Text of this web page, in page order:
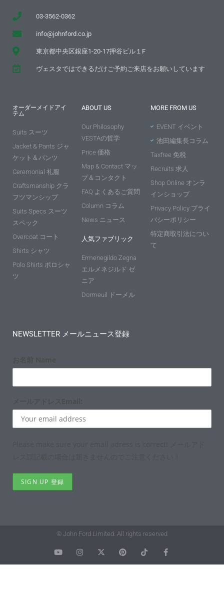
03-3562-0362
info@johnford.co.jp
東京都中央区銀座1-20-17押谷ビル１F
ヴェスタではできるだけご予約ご来店をお願いしています
オーダーメイドアイ
テム
Suits スーツ
Jacket & Pants ジャ
ケット＆パンツ
Ceremonial 礼服
Craftsmanship クラ
フツマンシップ
Suits Specs スーツ
スペック
Overcoat コート
Shirts シャツ
Polo Shirts ポロシャ
ツ
ABOUT US
Our Philosophy
VESTAの哲学
Price 価格
Map & Contact マッ
プ＆コンタクト
FAQ よくあるご質問
Column コラム
News ニュース
人気ファブリック
Ermenegildo Zegna
エルメネジルド ゼ
ニア
Dormeuil ドーメル
MORE FROM US
EVENT イベント
池田編集長コラム
Taxfree 免税
Recruits 求人
Shop Online オンラ
インショップ
Privacy Policy プライ
バシーポリシー
特定商取引法につい
て
NEWSLETTER メールニュース登録
© John Ford Limited. All rights reserved